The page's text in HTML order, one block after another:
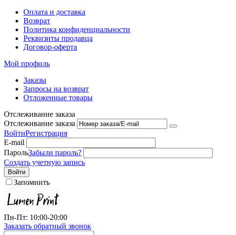
Оплата и доставка
Возврат
Политика конфиденциальности
Реквизиты продавца
Договор-оферта
Мой профиль
Заказы
Запросы на возврат
Отложенные товары
Отслеживание заказа
Отслеживание заказа
ВойтиРегистрация
E-mail
ПарольЗабыли пароль?
Создать учетную запись
Войти
Запомнить
Пн-Пт: 10:00-20:00
Заказать обратный звонок